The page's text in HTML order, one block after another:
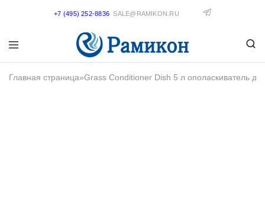
+7 (495) 252-8836 SALE@RAMIKON.RU
Главная страница»Grass Conditioner Dish 5 л ополаскиватель